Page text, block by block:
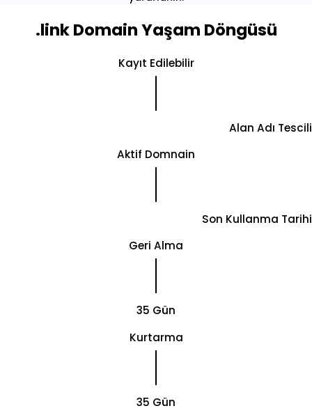
.link Domain Yaşam Döngüsü
Kayıt Edilebilir
Alan Adı Tescili
Aktif Domnain
Son Kullanma Tarihi
Geri Alma
35 Gün
Kurtarma
35 Gün